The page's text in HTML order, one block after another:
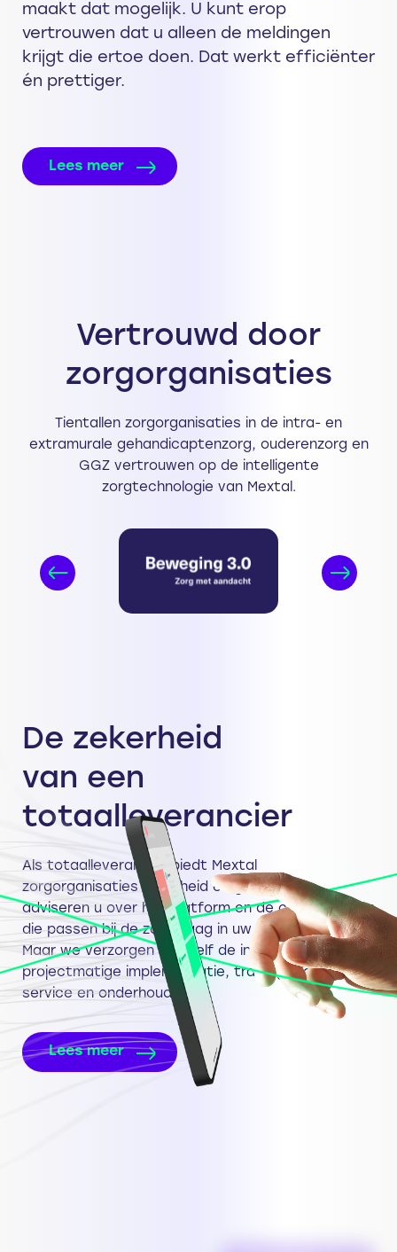
maakt dat mogelijk. U kunt erop
vertrouwen dat u alleen de meldingen
krijgt die ertoe doen. Dat werkt efficiënter
én prettiger.
Lees meer
Vertrouwd door
zorgorganisaties
Tientallen zorgorganisaties in de intra- en
extramurale gehandicaptenzorg, ouderenzorg en
GGZ vertrouwen op de intelligente
zorgtechnologie van Mextal.
De zekerheid
van een
totaalleverancier
Als totaalleverancier biedt Mextal
zorgorganisaties zekerheid en gemak. We
adviseren u over het platform en de componenten
die passen bij de zorgvraag in uw organisatie.
Maar we verzorgen ook zelf de installatie,
projectmatige implementatie, training & adoptie,
service en onderhoud.
Lees meer